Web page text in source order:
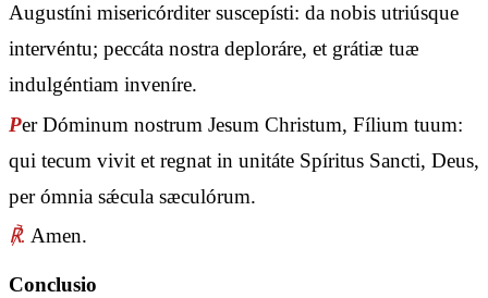
Augustíni misericórditer suscepísti: da nobis utriúsque
intervéntu; peccáta nostra deploráre, et grátiæ tuæ
indulgéntiam inveníre.
Per Dóminum nostrum Jesum Christum, Fílium tuum:
qui tecum vivit et regnat in unitáte Spíritus Sancti, Deus,
per ómnia sǽcula sæculórum.
℟. Amen.
Conclusio